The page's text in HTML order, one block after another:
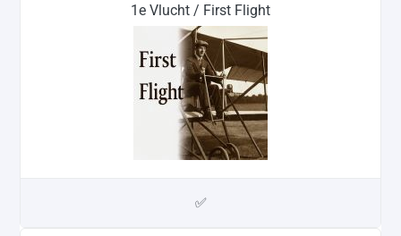
1e Vlucht / First Flight
✅